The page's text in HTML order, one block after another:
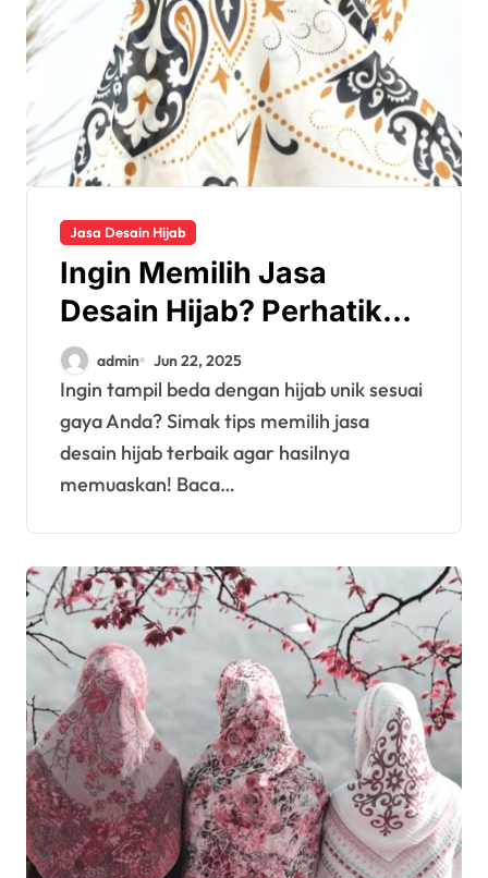
Jasa Desain Hijab
Ingin Memilih Jasa
Desain Hijab? Perhatikan
Berbagai Hal Berikut
admin Jun 22, 2025
Ingin tampil beda dengan hijab unik sesuai
gaya Anda? Simak tips memilih jasa
desain hijab terbaik agar hasilnya
memuaskan! Baca…